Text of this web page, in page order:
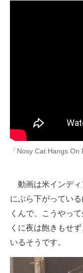
マーケ×ITの今がよく
ITエンジニア向け専
IT製品の技術・比較
モノづくり技術者専
エレクトロニクス専
「Nosy Cat Hangs On
動画は米インディ
にぶら下がってい
くんで、こうやっ
くに夜は飽きもせ
いるそうです。